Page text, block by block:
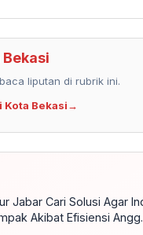
liputan di rubrik ini.
Kota Bekasi→
Jabar Cari Solusi Agar
Akibat Efisiensi